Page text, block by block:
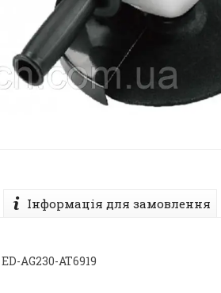
Інформація для замовлення
ED-AG230-АТ6919